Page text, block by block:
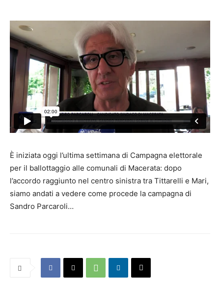
È iniziata oggi l’ultima settimana di Campagna elettorale
per il ballottaggio alle comunali di Macerata: dopo
l’accordo raggiunto nel centro sinistra tra Tittarelli e Mari,
siamo andati a vedere come procede la campagna di
Sandro Parcaroli…